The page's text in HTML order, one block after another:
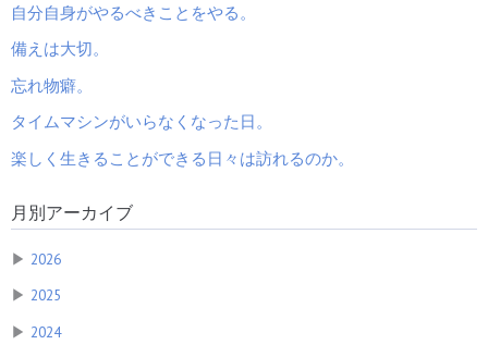
自分自身がやるべきことをやる。
備えは大切。
忘れ物癖。
タイムマシンがいらなくなった日。
楽しく生きることができる日々は訪れるのか。
月別アーカイブ
▶ 2026
▶ 2025
▶ 2024